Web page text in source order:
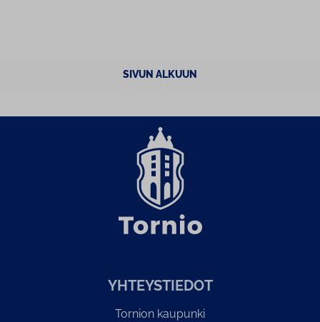
SIVUN ALKUUN
YH­TEYS­TIE­DOT
Tornion kaupunki